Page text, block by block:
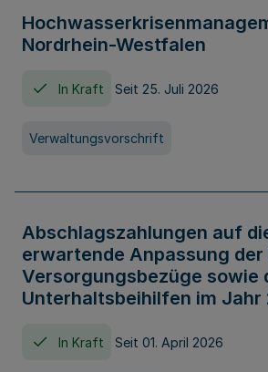
Nordrhein-Westfalen
In Kraft Seit 25. Juli 2026
Verwaltungsvorschrift
Abschlagszahlungen auf
erwartende Anpassung der
Versorgungsbezüge sowie
Unterhaltsbeihilfen im Jahr
In Kraft Seit 01. April 2026